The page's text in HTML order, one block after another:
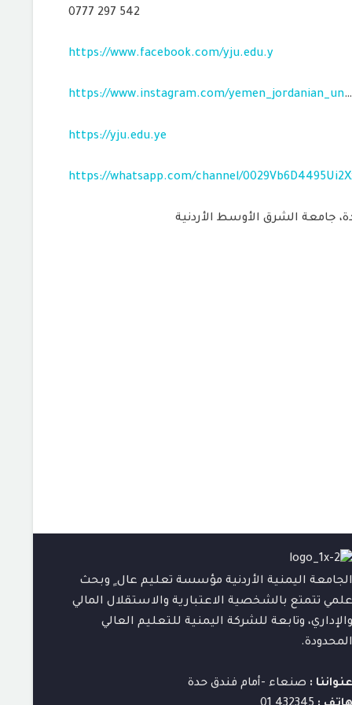
0777 297 542
https://www.facebook.com/yju.edu.y
https://www.instagram.com/yemen_jordanian_un…
https://yju.edu.ye
https://whatsapp.com/channel/
جامعة الشرق الأوسط الأردنية
الجامعة اليمنية الأردنية مؤسسة تعليم عال ٍ وبحث
علمي تتمتع بالشخصية الاعتبارية والاستقلال المالي
والإداري، وتابعة للشركة اليمنية للتعليم العالي
المحدودة.
عنواننا : صنعاء -أمام فندق حدة